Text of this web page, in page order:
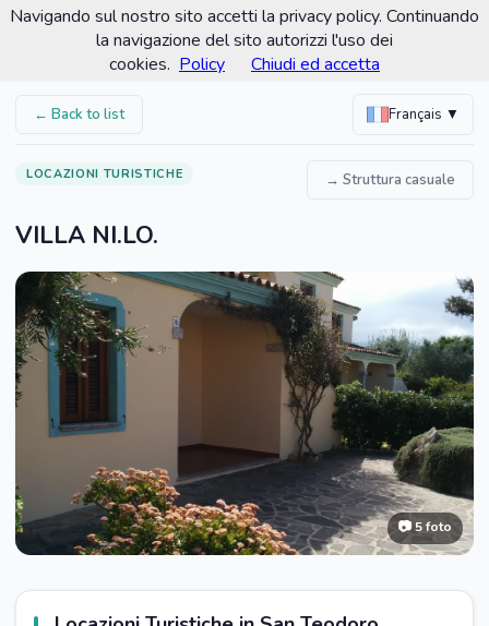
Comune di San Teodoro
Portale turistico ufficiale
← Back to list Français ▼
LOCAZIONI TURISTICHE → Struttura casuale
VILLA NI.LO.
📷 5 foto
Navigando sul nostro sito accetti la privacy policy. Continuando
la navigazione del sito autorizzi l'uso dei
cookies. Policy Chiudi ed accetta